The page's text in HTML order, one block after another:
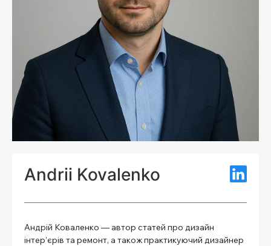
Andrii Kovalenko
Андрій Коваленко — автор статей про дизайн
інтер’єрів та ремонт, а також практикуючий дизайнер